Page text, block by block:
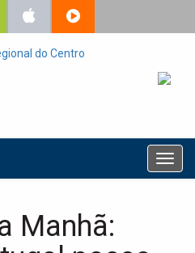
T
o
Manhã: